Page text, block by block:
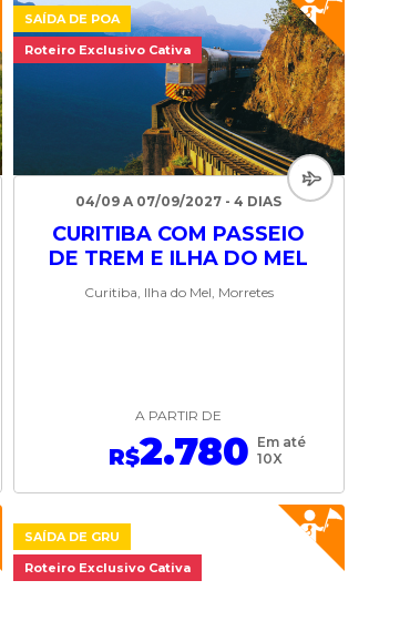
SAÍDA DE POA
Roteiro Exclusivo Cativa
04/09 A 07/09/2027 - 4 DIAS
CURITIBA COM PASSEIO
DE TREM E ILHA DO MEL
Curitiba, Ilha do Mel, Morretes
A PARTIR DE
R$2.780 Em até
10X
SAÍDA DE GRU
Roteiro Exclusivo Cativa